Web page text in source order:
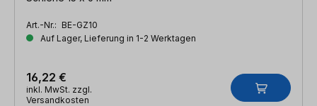
Art.-Nr.: BE-GZ10
Auf Lager, Lieferung in 1-2 Werktagen
16,22 €
inkl. MwSt. zzgl.
Versandkosten